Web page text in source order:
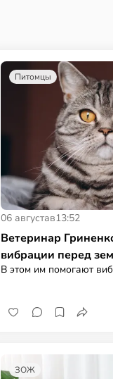
Питомцы
06 августав13:52
Ветеринар
вибрации перед
В этом им помогают
ЗОЖ